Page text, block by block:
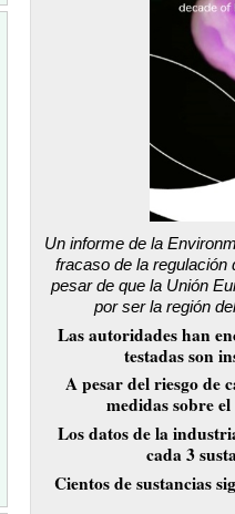
Un informe de la
fracaso de la
pesar de que la Unión
por ser la región
Las autoridades han
testadas son
A pesar del riesgo de
medidas sobre
Los datos de la
cada 3
Cientos de sustancias